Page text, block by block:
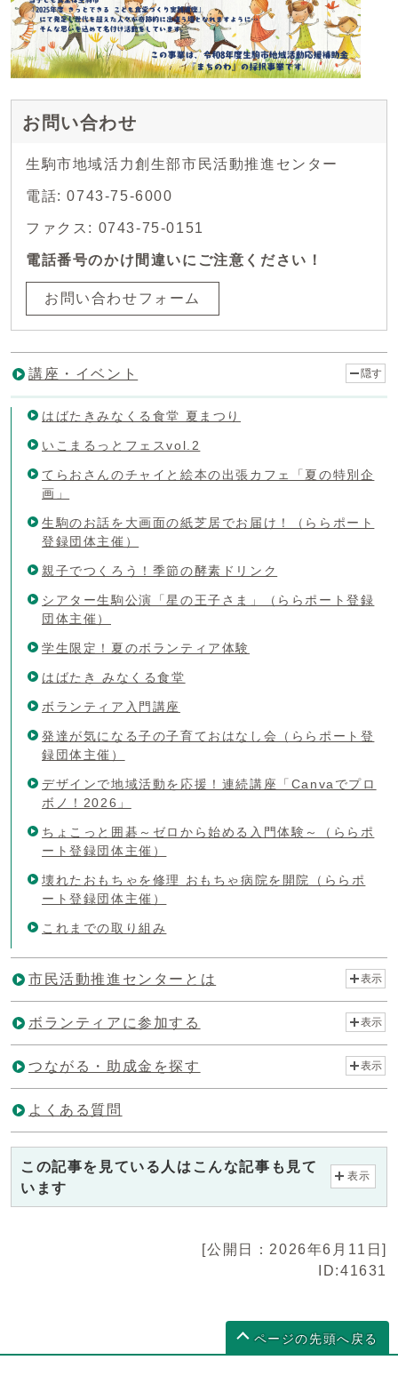
お問い合わせ
生駒市地域活力創生部市民活動推進センター
電話: 0743-75-6000
ファクス: 0743-75-0151
電話番号のかけ間違いにご注意ください！
お問い合わせフォーム
講座・イベント 隠す
はばたきみなくる食堂 夏まつり
いこまるっとフェスvol.2
てらおさんのチャイと絵本の出張カフェ「夏の特別企
画」
生駒のお話を大画面の紙芝居でお届け！（ららポート
登録団体主催）
親子でつくろう！季節の酵素ドリンク
シアター生駒公演「星の王子さま」（ららポート登録
団体主催）
学生限定！夏のボランティア体験
はばたき みなくる食堂
ボランティア入門講座
発達が気になる子の子育ておはなし会（ららポート登
録団体主催）
デザインで地域活動を応援！連続講座「Canvaでプロ
ボノ！2026」
ちょこっと囲碁～ゼロから始める入門体験～（ららポ
ート登録団体主催）
壊れたおもちゃを修理 おもちゃ病院を開院（ららポ
ート登録団体主催）
これまでの取り組み
市民活動推進センターとは 表示
ボランティアに参加する 表示
つながる・助成金を探す 表示
よくある質問
この記事を見ている人はこんな記事も見て
います
表示
[公開日：2026年6月11日]
ID:41631
ページの先頭へ戻る